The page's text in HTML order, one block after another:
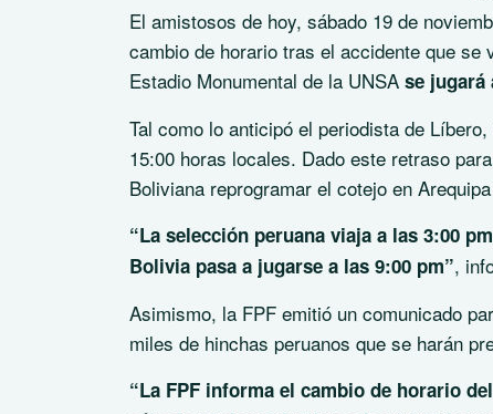
El amistosos de hoy, sábado 19 de
cambio de horario tras el accidente que
Estadio Monumental de la UNSA se jugará
Tal como lo anticipó el periodista de
15:00 horas locales. Dado este retraso
Boliviana reprogramar el cotejo en
“La selección peruana viaja a las 3:00
Bolivia pasa a jugarse a las 9:00 pm”,
Asimismo, la FPF emitió un comunicado
miles de hinchas peruanos que se harán
“La FPF informa el cambio de horario